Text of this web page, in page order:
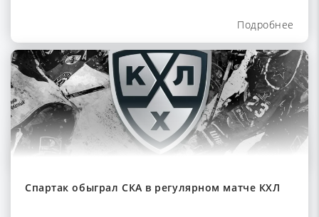
Подробнее
Спартак обыграл СКА в регулярном матче КХЛ